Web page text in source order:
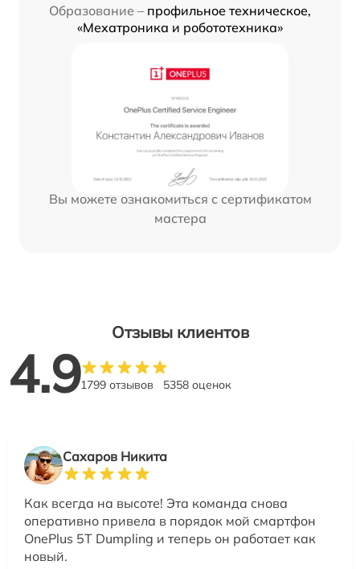
Образование – профильное техническое,
«Мехатроника и робототехника»
Вы можете ознакомиться с сертификатом
мастера
Отзывы клиентов
4.91799 отзывов 5358 оценок
Сахаров Никита
Как всегда на высоте! Эта команда снова
оперативно привела в порядок мой смартфон
OnePlus 5T Dumpling и теперь он работает как
новый.